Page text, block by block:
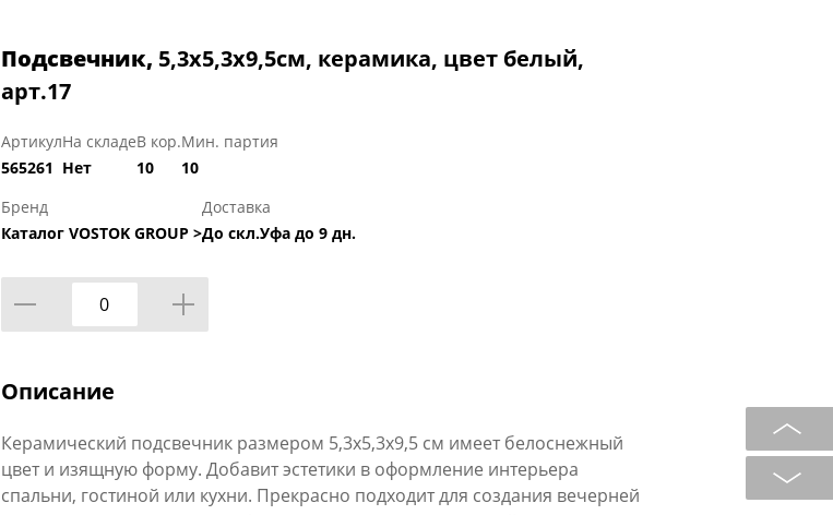
Подсвечник, 5,3х5,3х9,5см, керамика, цвет белый,
арт.17
Артикул
565261
На складе
Нет
В кор.
10
Мин. партия
10
Бренд
Каталог VOSTOK GROUP >
Доставка
До скл.Уфа до 9 дн.
Описание
Керамический подсвечник размером 5,3х5,3х9,5 см имеет белоснежный
цвет и изящную форму. Добавит эстетики в оформление интерьера
спальни, гостиной или кухни. Прекрасно подходит для создания вечерней